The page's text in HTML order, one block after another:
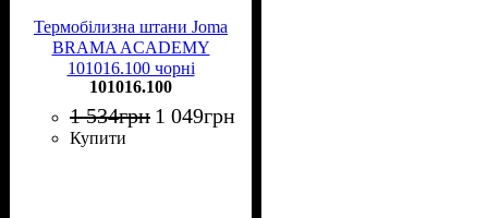
Термобілизна штани Joma
BRAMA ACADEMY
101016.100 чорні
101016.100
1 534грн 1 049грн
Купити